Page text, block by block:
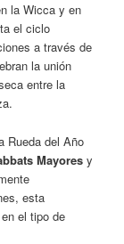
la Wicca y en
el ciclo
a través de
la unión
entre la
Rueda del Año
Mayores y
esta
el tipo de